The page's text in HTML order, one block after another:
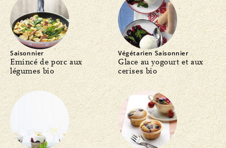
Saisonnier
Emincé de porc aux
légumes bio
Végétarien Saisonnier
Glace au yogourt et aux
cerises bio